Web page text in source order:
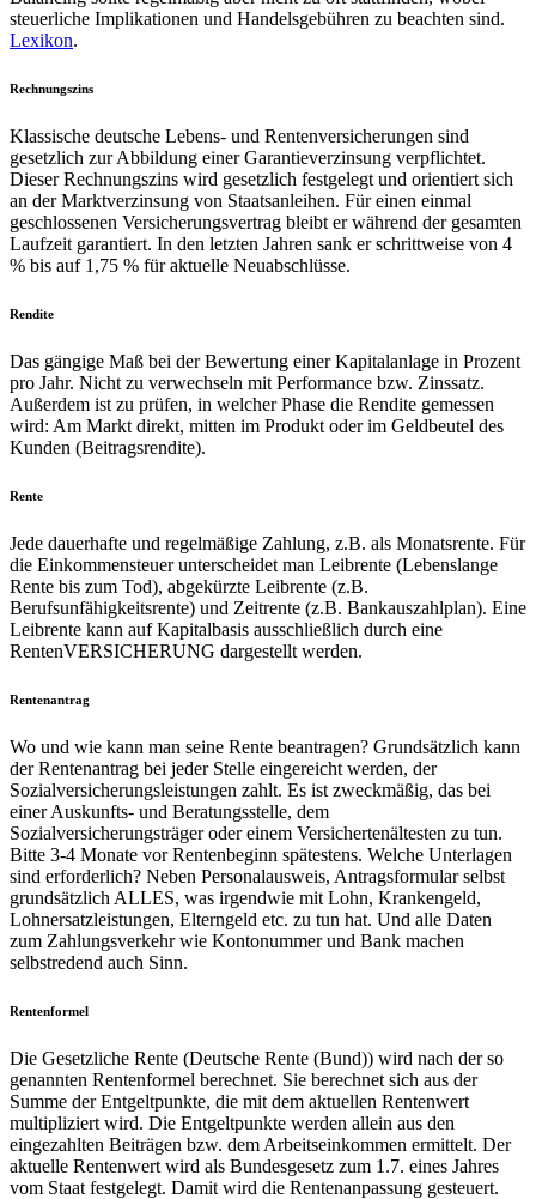
steuerliche Implikationen und Handelsgebühren zu beachten sind.
Lexikon.
Rechnungszins
Klassische deutsche Lebens- und Rentenversicherungen sind
gesetzlich zur Abbildung einer Garantieverzinsung verpflichtet.
Dieser Rechnungszins wird gesetzlich festgelegt und orientiert sich
an der Marktverzinsung von Staatsanleihen. Für einen einmal
geschlossenen Versicherungsvertrag bleibt er während der gesamten
Laufzeit garantiert. In den letzten Jahren sank er schrittweise von 4
% bis auf 1,75 % für aktuelle Neuabschlüsse.
Rendite
Das gängige Maß bei der Bewertung einer Kapitalanlage in Prozent
pro Jahr. Nicht zu verwechseln mit Performance bzw. Zinssatz.
Außerdem ist zu prüfen, in welcher Phase die Rendite gemessen
wird: Am Markt direkt, mitten im Produkt oder im Geldbeutel des
Kunden (Beitragsrendite).
Rente
Jede dauerhafte und regelmäßige Zahlung, z.B. als Monatsrente. Für
die Einkommensteuer unterscheidet man Leibrente (Lebenslange
Rente bis zum Tod), abgekürzte Leibrente (z.B.
Berufsunfähigkeitsrente) und Zeitrente (z.B. Bankauszahlplan). Eine
Leibrente kann auf Kapitalbasis ausschließlich durch eine
RentenVERSICHERUNG dargestellt werden.
Rentenantrag
Wo und wie kann man seine Rente beantragen? Grundsätzlich kann
der Rentenantrag bei jeder Stelle eingereicht werden, der
Sozialversicherungsleistungen zahlt. Es ist zweckmäßig, das bei
einer Auskunfts- und Beratungsstelle, dem
Sozialversicherungsträger oder einem Versichertenältesten zu tun.
Bitte 3-4 Monate vor Rentenbeginn spätestens. Welche Unterlagen
sind erforderlich? Neben Personalausweis, Antragsformular selbst
grundsätzlich ALLES, was irgendwie mit Lohn, Krankengeld,
Lohnersatzleistungen, Elterngeld etc. zu tun hat. Und alle Daten
zum Zahlungsverkehr wie Kontonummer und Bank machen
selbstredend auch Sinn.
Rentenformel
Die Gesetzliche Rente (Deutsche Rente (Bund)) wird nach der so
genannten Rentenformel berechnet. Sie berechnet sich aus der
Summe der Entgeltpunkte, die mit dem aktuellen Rentenwert
multipliziert wird. Die Entgeltpunkte werden allein aus den
eingezahlten Beiträgen bzw. dem Arbeitseinkommen ermittelt. Der
aktuelle Rentenwert wird als Bundesgesetz zum 1.7. eines Jahres
vom Staat festgelegt. Damit wird die Rentenanpassung gesteuert.